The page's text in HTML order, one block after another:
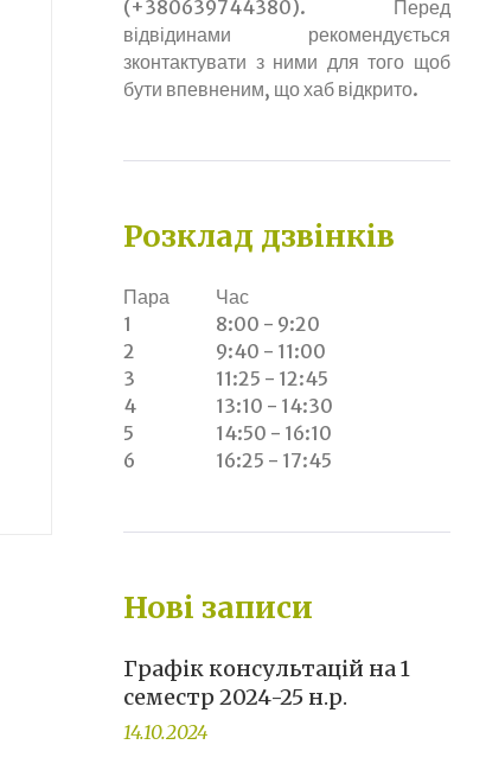
(+380639744380). Перед
відвідинами рекомендується
зконтактувати з ними для того щоб
бути впевненим, що хаб відкрито.
Розклад дзвінків
Пара
Час
1
8:00 - 9:20
2
9:40 - 11:00
3
11:25 - 12:45
4
13:10 - 14:30
5
14:50 - 16:10
6
16:25 - 17:45
Нові записи
Графік консультацій на 1
семестр 2024-25 н.р.
14.10.2024